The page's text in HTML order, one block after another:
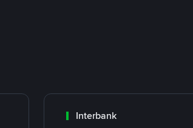
Interbank